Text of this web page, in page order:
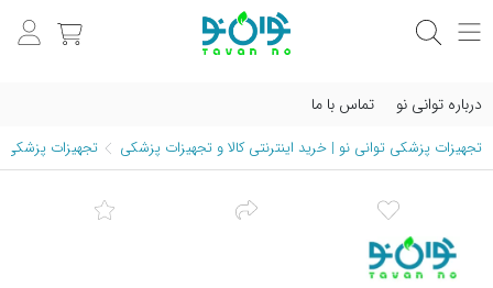
درباره توانی نو تماس با ما
تجهیزات پزشکی توانی نو | خرید اینترنتی کالا و تجهیزات پزشکی تجهیزات پزشکی